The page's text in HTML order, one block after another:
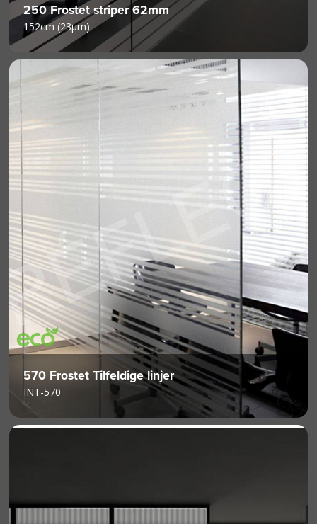
250 Frostet striper 62mm
152cm (23µm)
570 Frostet Tilfeldige linjer
INT-570